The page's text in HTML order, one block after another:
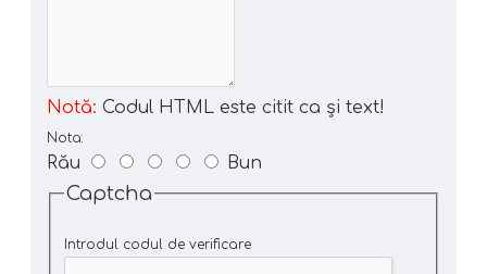
Notă: Codul HTML este citit ca şi text!
Nota:
Rău Bun
Captcha
Introdul codul de verificare